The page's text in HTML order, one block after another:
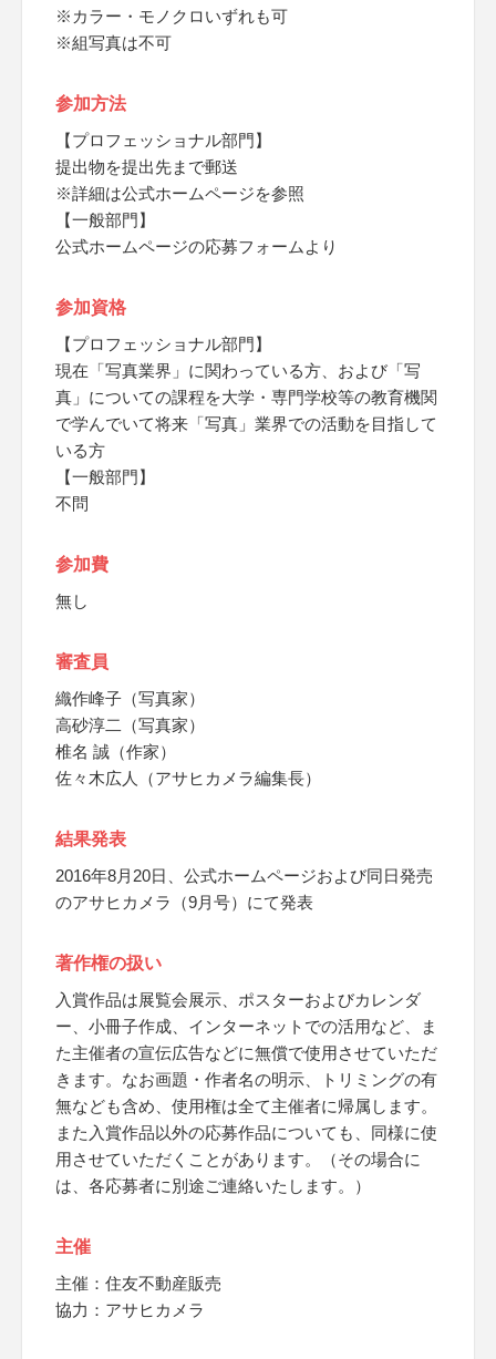
※カラー・モノクロいずれも可
※組写真は不可
参加方法
【プロフェッショナル部門】
提出物を提出先まで郵送
※詳細は公式ホームページを参照
【一般部門】
公式ホームページの応募フォームより
参加資格
【プロフェッショナル部門】
現在「写真業界」に関わっている方、および「写
真」についての課程を大学・専門学校等の教育機関
で学んでいて将来「写真」業界での活動を目指して
いる方
【一般部門】
不問
参加費
無し
審査員
織作峰子（写真家）
高砂淳二（写真家）
椎名 誠（作家）
佐々木広人（アサヒカメラ編集長）
結果発表
2016年8月20日、公式ホームページおよび同日発売
のアサヒカメラ（9月号）にて発表
著作権の扱い
入賞作品は展覧会展示、ポスターおよびカレンダ
ー、小冊子作成、インターネットでの活用など、ま
た主催者の宣伝広告などに無償で使用させていただ
きます。なお画題・作者名の明示、トリミングの有
無なども含め、使用権は全て主催者に帰属します。
また入賞作品以外の応募作品についても、同様に使
用させていただくことがあります。（その場合に
は、各応募者に別途ご連絡いたします。）
主催
主催：住友不動産販売
協力：アサヒカメラ